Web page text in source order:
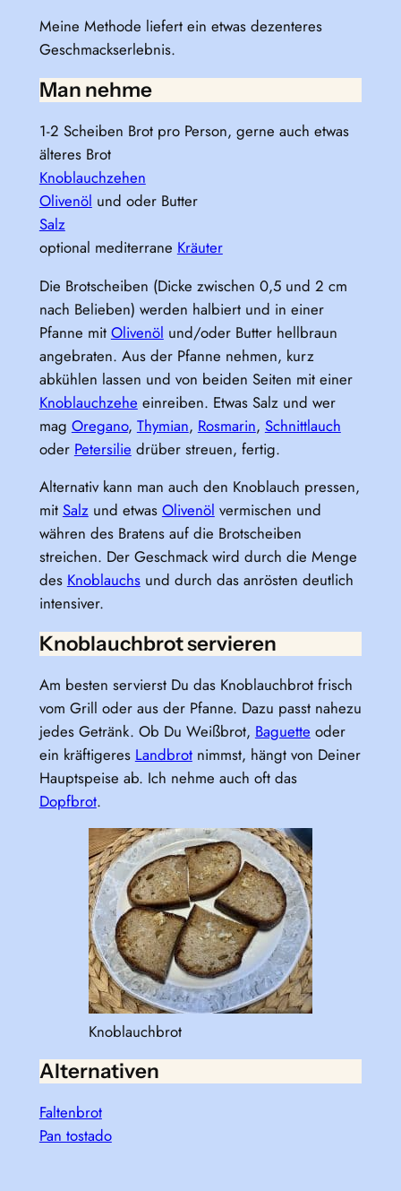
Meine Methode liefert ein etwas dezenteres
Geschmackserlebnis.
Man nehme
1-2 Scheiben Brot pro Person, gerne auch etwas
älteres Brot
Knoblauchzehen
Olivenöl und oder Butter
Salz
optional mediterrane Kräuter
Die Brotscheiben (Dicke zwischen 0,5 und 2 cm
nach Belieben) werden halbiert und in einer
Pfanne mit Olivenöl und/oder Butter hellbraun
angebraten. Aus der Pfanne nehmen, kurz
abkühlen lassen und von beiden Seiten mit einer
Knoblauchzehe einreiben. Etwas Salz und wer
mag Oregano, Thymian, Rosmarin, Schnittlauch
oder Petersilie drüber streuen, fertig.
Alternativ kann man auch den Knoblauch pressen,
mit Salzund etwas Olivenöl vermischen und
währen des Bratens auf die Brotscheiben
streichen. Der Geschmack wird durch die Menge
des Knoblauchsund durch das anrösten deutlich
intensiver.
Knoblauchbrot servieren
Am besten servierst Du das Knoblauchbrot frisch
vom Grill oder aus der Pfanne. Dazu passt nahezu
jedes Getränk. Ob Du Weißbrot, Baguette oder
ein kräftigeres Landbrotnimmst, hängt von Deiner
Hauptspeise ab. Ich nehme auch oft das
Dopfbrot.
Knoblauchbrot
Alternativen
Faltenbrot
Pan tostado